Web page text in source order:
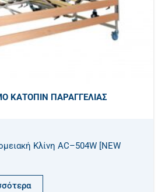
ΚΑΤΌΠΙΝ ΠΑΡΑΓΓΕΛΊΑΣ
Κλίνη AC–504W [NEW